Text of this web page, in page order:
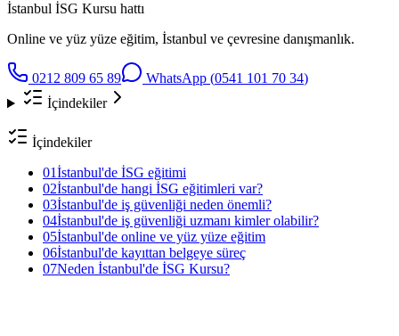
İstanbul İSG Kursu hattı
Online ve yüz yüze eğitim, İstanbul ve çevresine danışmanlık.
0212 809 65 89 WhatsApp (0541 101 70 34)
İçindekiler
İçindekiler
01İstanbul'de İSG eğitimi
02İstanbul'de hangi İSG eğitimleri var?
03İstanbul'de iş güvenliği neden önemli?
04İstanbul'de iş güvenliği uzmanı kimler olabilir?
05İstanbul'de online ve yüz yüze eğitim
06İstanbul'de kayıttan belgeye süreç
07Neden İstanbul'de İSG Kursu?